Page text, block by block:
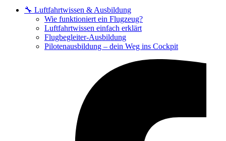
🔧 Luftfahrtwissen & Ausbildung
Wie funktioniert ein Flugzeug?
Luftfahrtwissen einfach erklärt
Flugbegleiter-Ausbildung
Pilotenausbildung – dein Weg ins Cockpit